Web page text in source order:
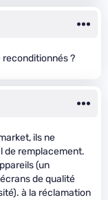
reconditionnés ?
ils ne
de remplacement.
(un
de qualité
à la réclamation